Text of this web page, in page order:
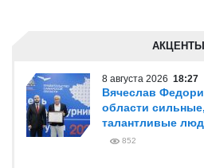
АКЦЕНТЫ
8 августа 2026 18:27
Вячеслав
области
талантливые
852